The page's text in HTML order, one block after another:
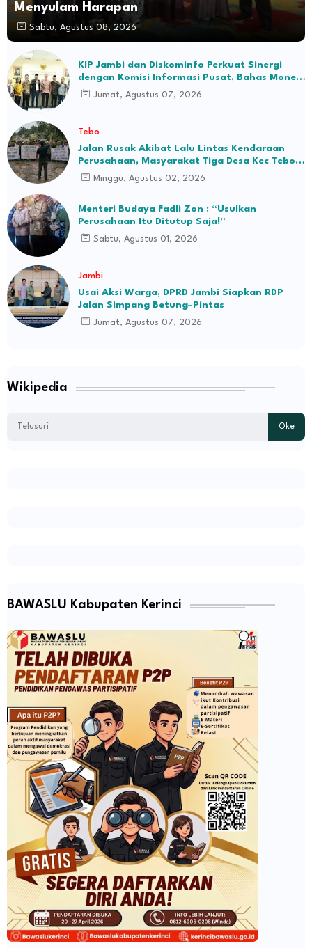
Menyulam Harapan
Sabtu, Agustus 08, 2026
KIP Jambi dan Diskominfo Perkuat Sinergi
dengan Komisi Informasi Pusat, Bahas Monev
hingga Seleksi Komisioner
Jumat, Agustus 07, 2026
Tebo
Jalan Rusak Akibat Lalu Lintas Kendaraan
Perusahaan, Masyarakat Tiga Desa Kec Tebo
Ilir Bakal Blokade Jalan
Minggu, Agustus 02, 2026
Menteri Budaya Fadli Zon : “Usulkan
Perusahaan Itu Ditutup Saja!”
Sabtu, Agustus 01, 2026
Jambi
Usai Aksi Warga, DPRD Jambi Siapkan RDP
Jalan Simpang Betung–Pintas
Jumat, Agustus 07, 2026
Wikipedia
BAWASLU Kabupaten Kerinci